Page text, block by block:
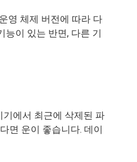
영 체제 버전에 따라 다
능이 있는 반면, 다른 기
기에서 최근에 삭제된 파
면 운이 좋습니다. 데이